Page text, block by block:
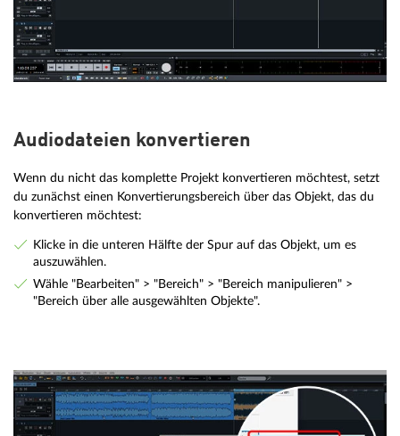
Audiodateien konvertieren
Wenn du nicht das komplette Projekt konvertieren möchtest, setzt
du zunächst einen Konvertierungsbereich über das Objekt, das du
konvertieren möchtest:
Klicke in die unteren Hälfte der Spur auf das Objekt, um es
auszuwählen.
Wähle "Bearbeiten" > "Bereich" > "Bereich manipulieren" >
"Bereich über alle ausgewählten Objekte".